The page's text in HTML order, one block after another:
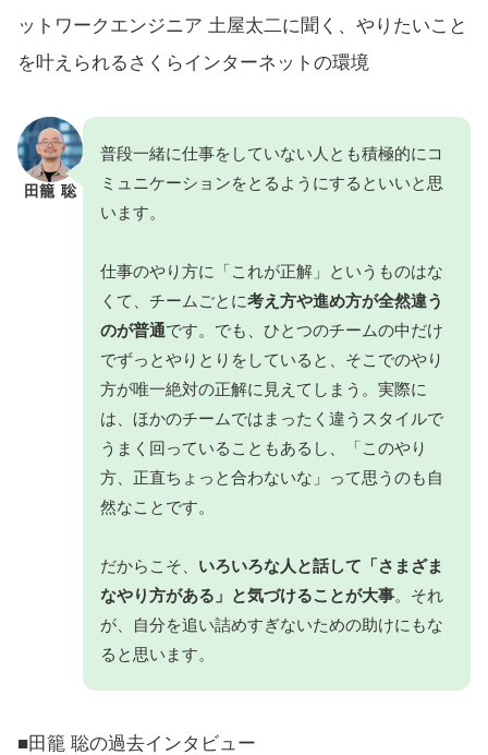
ットワークエンジニア 土屋太二に聞く、やりたいこと
を叶えられるさくらインターネットの環境
田籠 聡
普段一緒に仕事をしていない人とも積極的にコ
ミュニケーションをとるようにするといいと思
います。
仕事のやり方に「これが正解」というものはな
くて、チームごとに考え方や進め方が全然違う
のが普通です。でも、ひとつのチームの中だけ
でずっとやりとりをしていると、そこでのやり
方が唯一絶対の正解に見えてしまう。実際に
は、ほかのチームではまったく違うスタイルで
うまく回っていることもあるし、「このやり
方、正直ちょっと合わないな」って思うのも自
然なことです。
だからこそ、 いろいろな人と話して「さまざま
なやり方がある」と気づけることが大事。それ
が、自分を追い詰めすぎないための助けにもな
ると思います。
■田籠 聡の過去インタビュー